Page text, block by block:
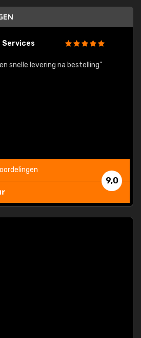
Services
snelle levering na bestelling"
9,0